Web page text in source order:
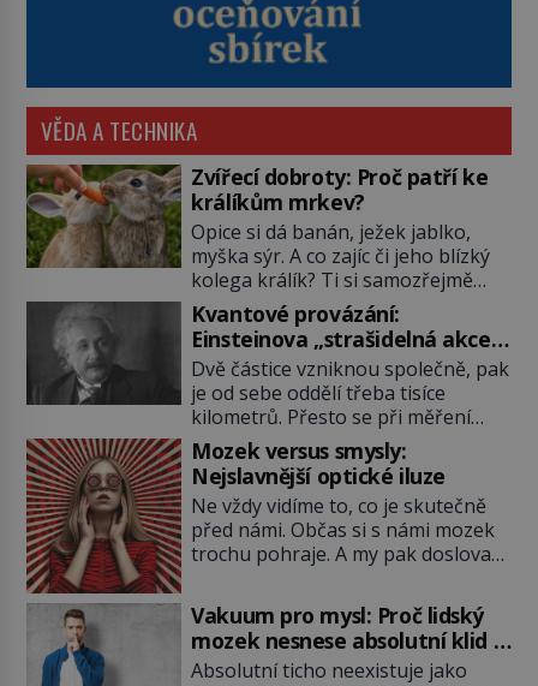
VĚDA A TECHNIKA
Zvířecí dobroty: Proč patří ke
králíkům mrkev?
Opice si dá banán, ježek jablko,
myška sýr. A co zajíc či jeho blízký
kolega králík? Ti si samozřejmě
pochutnají na mrkvi! Proč jsou
podobné představy o potravě
zvířat často spíš mýty? Pokud máte
doma králíka, mrkev mu dát
můžete. A nejspíš mu i bude
chutnat, ovšem měl by ji mít jen
jako občasný pamlsek. […]
Kvantové provázání:
Einsteinova „strašidelná akce
na dálku“ dál mate i fascinuje
vědce
Dvě částice vzniknou společně, pak
je od sebe oddělí třeba tisíce
kilometrů. Přesto se při měření
chovají, jako by mezi nimi
existovalo neviditelné pouto. Albert
Einstein tomu s jistou dávkou
ironie říká „strašidelná akce na
dálku“ a dlouhá desetiletí věří, že
musí existovat jednodušší
však ukazují, že kvantový svět
funguje jinak, než […]
Mozek versus smysly:
Nejslavnější optické iluze
Ne vždy vidíme to, co je skutečně
před námi. Občas si s námi mozek
trochu pohraje. A my pak doslova
vznikají ty nejpodivnější optické
iluze? Soustřeď se na to hlavní!
TROXLERŮV EFEKT Náš mozek
zvládne zpracovat hodně informací.
Vakuum pro mysl: Proč lidský
mozek nesnese absolutní klid a
začne si vymýšlet horory
Absolutní ticho neexistuje jako